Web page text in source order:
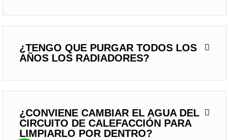
¿TENGO QUE PURGAR TODOS LOS
AÑOS LOS RADIADORES?
¿CONVIENE CAMBIAR EL AGUA DEL
CIRCUITO DE CALEFACCIÓN PARA
LIMPIARLO POR DENTRO?